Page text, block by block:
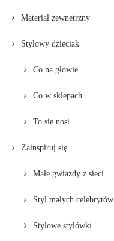
Materiał zewnętrzny
Stylowy dzieciak
Co na głowie
Co w sklepach
To się nosi
Zainspiruj się
Małe gwiazdy z sieci
Styl małych celebrytów
Stylowe stylówki